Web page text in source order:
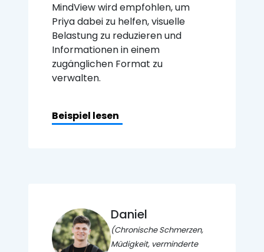
MindView wird empfohlen, um
Priya dabei zu helfen, visuelle
Belastung zu reduzieren und
Informationen in einem
zugänglichen Format zu
verwalten.
Beispiel lesen
Daniel
(Chronische Schmerzen,
Müdigkeit, verminderte